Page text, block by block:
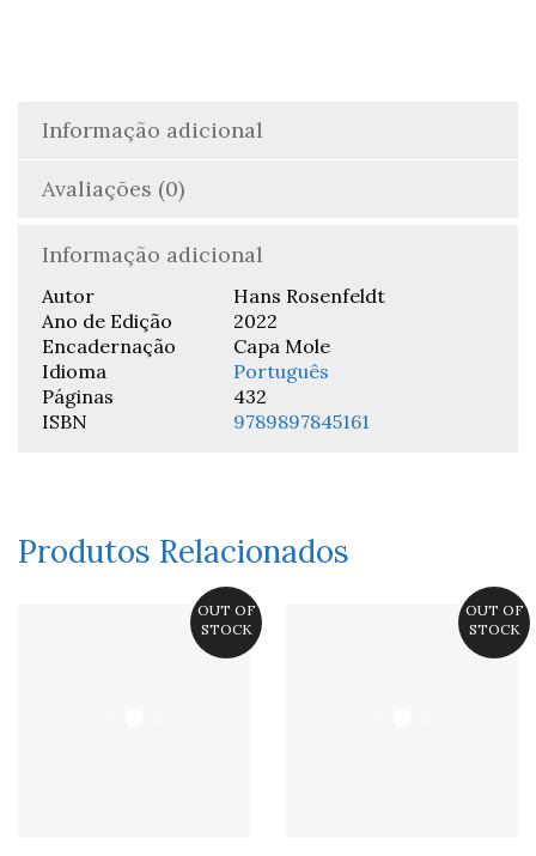
Informação adicional
Avaliações (0)
Informação adicional
Autor
Hans Rosenfeldt
Ano de Edição
2022
Encadernação
Capa Mole
Idioma
Português
Páginas
432
ISBN
9789897845161
Produtos Relacionados
OUT OF
STOCK
OUT OF
STOCK